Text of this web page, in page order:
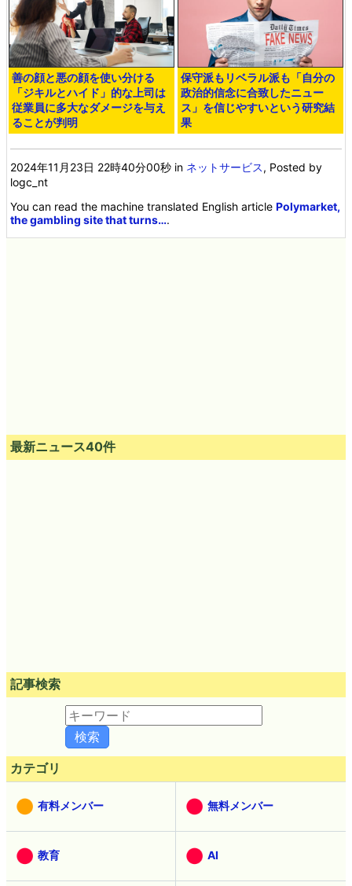
善の顔と悪の顔を使い分ける
「ジキルとハイド」的な上司は
従業員に多大なダメージを与え
ることが判明
保守派もリベラル派も「自分の
政治的信念に合致したニュー
ス」を信じやすいという研究結
果
2024年11月23日 22時40分00秒 in ネットサービス, Posted by
logc_nt
You can read the machine translated English articlePolymarket,
the gambling site that turns….
最新ニュース40件
記事検索
カテゴリ
有料メンバー 無料メンバー
教育 AI